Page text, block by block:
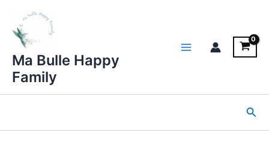
contenu
Ma Bulle Happy
Family